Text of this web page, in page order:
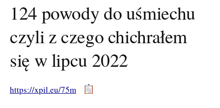
124 powody do uśmiechu
czyli z czego chichrałem
się w lipcu 2022
https://xpil.eu/75m